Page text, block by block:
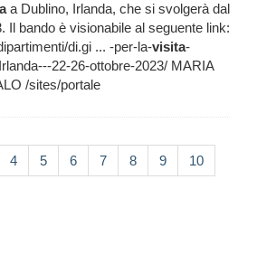
a Dublino, Irlanda, che si svolgerà dal
Il bando è visionabile al seguente link:
di.gi ... -per-la-visita-
22-26-ottobre-2023/ MARIA
/sites/portale
4 5 6 7 8 9 10